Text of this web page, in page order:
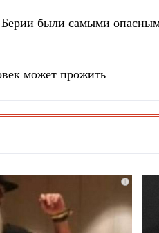
были самыми
может прожить
i